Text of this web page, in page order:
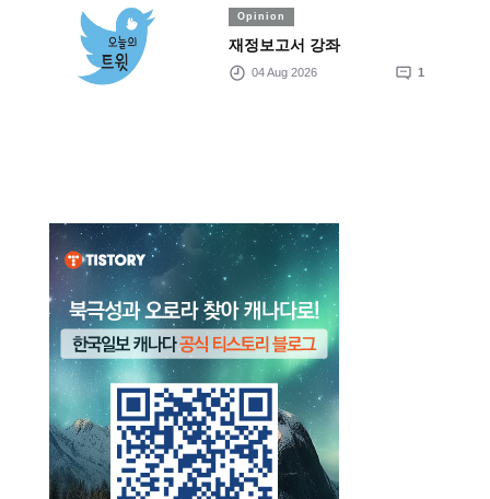
Opinion
재정보고서 강좌
04 Aug 2026 1